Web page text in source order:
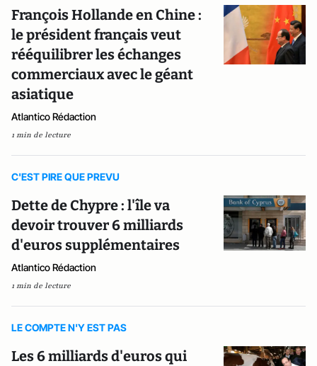
François Hollande en Chine :
le président français veut
rééquilibrer les échanges
commerciaux avec le géant
asiatique
Atlantico Rédaction
1 min de lecture
C'EST PIRE QUE PREVU
Dette de Chypre : l'île va
devoir trouver 6 milliards
d'euros supplémentaires
Atlantico Rédaction
1 min de lecture
LE COMPTE N'Y EST PAS
Les 6 milliards d'euros qui